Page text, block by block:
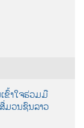
ຂົ້າໃຈຮ່ວມມື
ມວນຊົນລາວ